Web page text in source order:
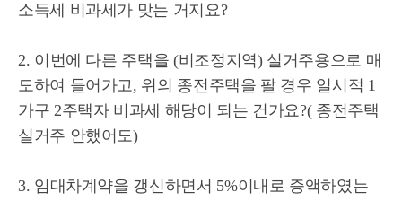
소득세 비과세가 맞는 거지요?
2. 이번에 다른 주택을 (비조정지역) 실거주용으로 매
도하여 들어가고, 위의 종전주택을 팔 경우 일시적 1
가구 2주택자 비과세 해당이 되는 건가요?( 종전주택
실거주 안했어도)
3. 임대차계약을 갱신하면서 5%이내로 증액하였는